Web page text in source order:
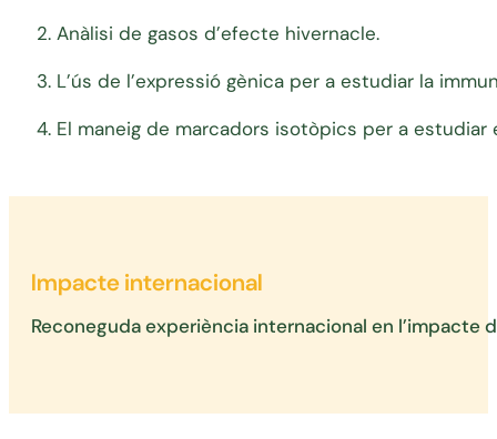
Anàlisi de gasos d’efecte hivernacle.
L’ús de l’expressió gènica per a estudiar la
El maneig de marcadors isotòpics per a estudiar
Impacte internacional
Reconeguda experiència internacional en l’impacte